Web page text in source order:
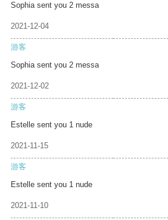
Sophia sent you 2 messa
2021-12-04
游客
Sophia sent you 2 messa
2021-12-02
游客
Estelle sent you 1 nude
2021-11-15
游客
Estelle sent you 1 nude
2021-11-10